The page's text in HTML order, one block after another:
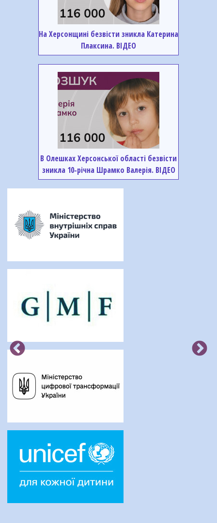
На Херсонщині безвісти зникла Катерина
Плаксина. ВІДЕО
В Олешках Херсонської області безвісти
зникла 10-річна Шрамко Валерія. ВІДЕО